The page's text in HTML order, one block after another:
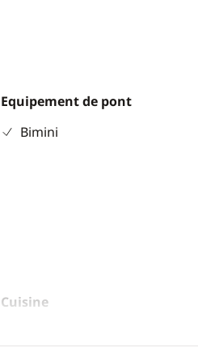
Equipement de pont
Bimini
Cuisine